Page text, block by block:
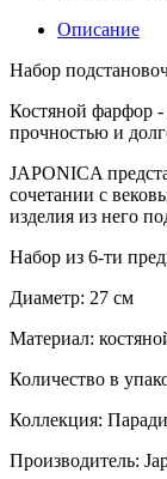
Описание
Набор
Костяной фарфор -
прочностью и
JAPONICA
сочетании с
изделия из него
Набор из 6-ти
Диаметр: 27 см
Материал:
Количество в
Коллекция:
Производитель: